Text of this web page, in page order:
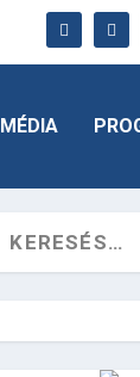
MÉDIA